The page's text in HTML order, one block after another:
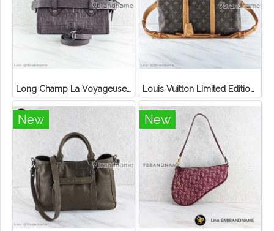
Long Champ La Voyageuse Bag Leather Louis Vuitton Limited Edition Monogram Canvas Sofia Coppola SC Bag
New New